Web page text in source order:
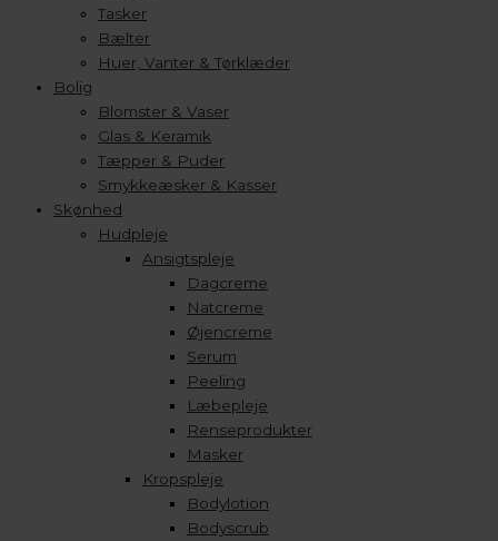
Tasker
Bælter
Huer, Vanter & Tørklæder
Bolig
Blomster & Vaser
Glas & Keramik
Tæpper & Puder
Smykkeæsker & Kasser
Skønhed
Hudpleje
Ansigtspleje
Dagcreme
Natcreme
Øjencreme
Serum
Peeling
Læbepleje
Renseprodukter
Masker
Kropspleje
Bodylotion
Bodyscrub